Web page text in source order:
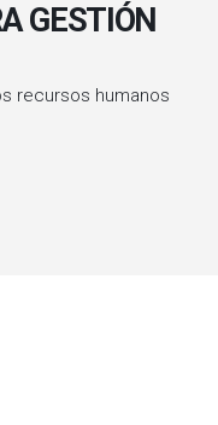
GESTIÓN
recursos humanos